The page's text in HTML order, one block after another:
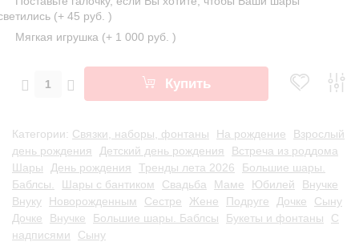
(+ 45 руб. )
Мягкая игрушка (+ 1 000 руб. )
Купить
Категории: Связки, наборы, фонтаны На рождение
Взрослый
день рождения
Детский день рождения
Встреча из роддома
Шары
День рождения Тренды лета 2026
Большие шары.
Баблсы.
Шары с бантиком Свадьба Маме Юбилей
Внучке
Внуку
Новорожденным Сестре Жене Подруге Дочке
Сыну
Дочке
Внучке Большие шары. Баблсы Букеты и фонтаны
С
надписями
Сыну